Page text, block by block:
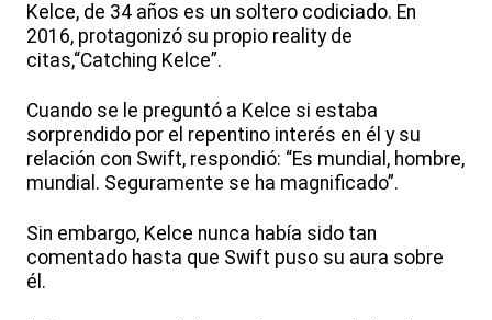
Kelce, de 34 años es un soltero codiciado. En
2016, protagonizó su propio reality de
citas,“Catching Kelce”.
Cuando se le preguntó a Kelce si estaba
sorprendido por el repentino interés en él y su
relación con Swift, respondió: “Es mundial, hombre,
mundial. Seguramente se ha magnificado”.
Sin embargo, Kelce nunca había sido tan
comentado hasta que Swift puso su aura sobre
él.